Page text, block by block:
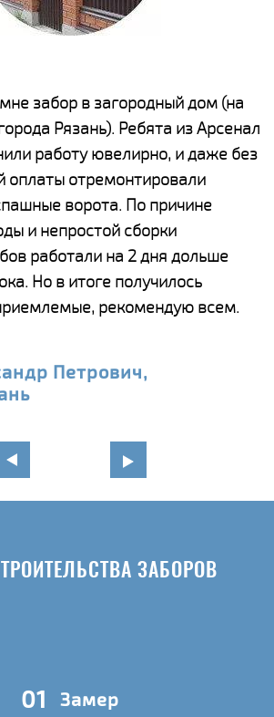
забор в загородный дом (на
Рязань). Ребята из Арсенал
работу ювелирно, и даже без
оплаты отремонтировали
ворота. По причине
и непростой сборки
работали на 2 дня дольше
Но в итоге получилось
рекомендую всем.
Петрович,
ЗАБОРОВ
01 Замер